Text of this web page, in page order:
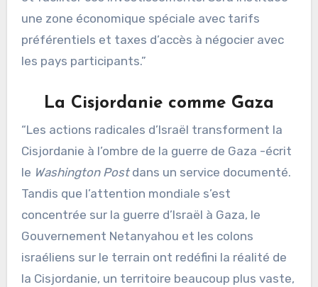
une zone économique spéciale avec tarifs
préférentiels et taxes d’accès à négocier avec
les pays participants.”
La Cisjordanie comme Gaza
“Les actions radicales d’Israël transforment la
Cisjordanie à l’ombre de la guerre de Gaza -écrit
le Washington Postdans un service documenté.
Tandis que l’attention mondiale s’est
concentrée sur la guerre d’Israël à Gaza, le
Gouvernement Netanyahou et les colons
israéliens sur le terrain ont redéfini la réalité de
la Cisjordanie, un territoire beaucoup plus vaste,